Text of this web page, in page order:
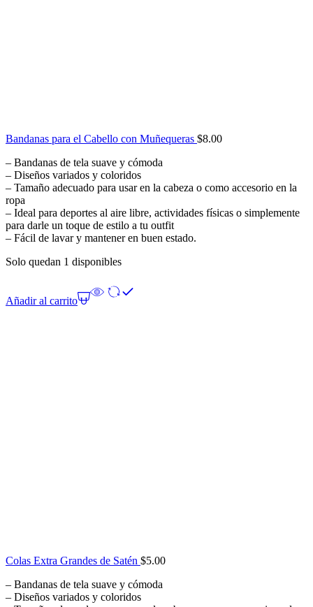
Bandanas para el Cabello con Muñequeras $8.00
– Bandanas de tela suave y cómoda
– Diseños variados y coloridos
– Tamaño adecuado para usar en la cabeza o como accesorio en la
ropa
– Ideal para deportes al aire libre, actividades físicas o simplemente
para darle un toque de estilo a tu outfit
– Fácil de lavar y mantener en buen estado.
Solo quedan 1 disponibles
Añadir al carrito
Colas Extra Grandes de Satén $5.00
– Bandanas de tela suave y cómoda
– Diseños variados y coloridos